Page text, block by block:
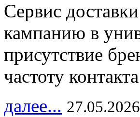
Сервис
кампанию в
присутствие
частоту
далее... 27.05.2026